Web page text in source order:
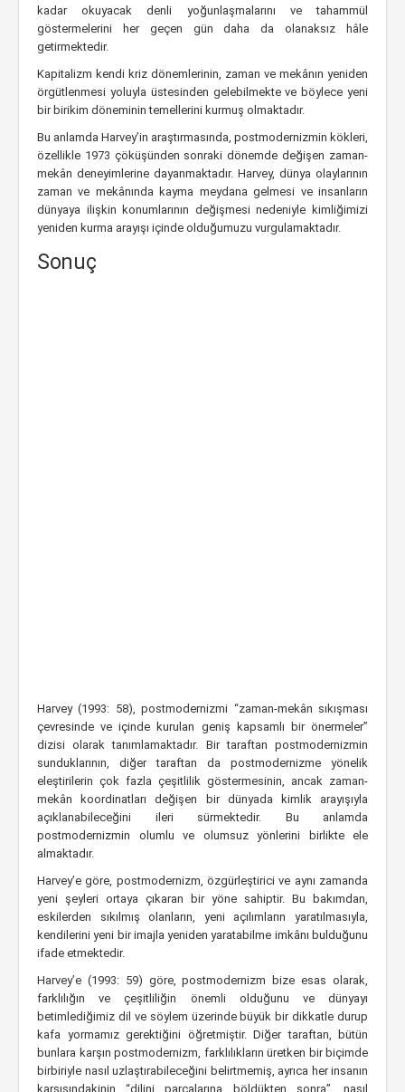
kadar okuyacak denli yoğunlaşmalarını ve tahammül
göstermelerini her geçen gün daha da olanaksız hâle
getirmektedir.
Kapitalizm kendi kriz dönemlerinin, zaman ve mekânın yeniden
örgütlenmesi yoluyla üstesinden gelebilmekte ve böylece yeni
bir birikim döneminin temellerini kurmuş olmaktadır.
Bu anlamda Harvey’in araştırmasında, postmodernizmin kökleri,
özellikle 1973 çöküşünden sonraki dönemde değişen zaman-
mekân deneyimlerine dayanmaktadır. Harvey, dünya olaylarının
zaman ve mekânında kayma meydana gelmesi ve insanların
dünyaya ilişkin konumlarının değişmesi nedeniyle kimliğimizi
yeniden kurma arayışı içinde olduğumuzu vurgulamaktadır.
Sonuç
Harvey (1993: 58), postmodernizmi “zaman-mekân sıkışması
çevresinde ve içinde kurulan geniş kapsamlı bir önermeler”
dizisi olarak tanımlamaktadır. Bir taraftan postmodernizmin
sunduklarının, diğer taraftan da postmodernizme yönelik
eleştirilerin çok fazla çeşitlilik göstermesinin, ancak zaman-
mekân koordinatları değişen bir dünyada kimlik arayışıyla
açıklanabileceğini ileri sürmektedir. Bu anlamda
postmodernizmin olumlu ve olumsuz yönlerini birlikte ele
almaktadır.
Harvey’e göre, postmodernizm, özgürleştirici ve aynı zamanda
yeni şeyleri ortaya çıkaran bir yöne sahiptir. Bu bakımdan,
eskilerden sıkılmış olanların, yeni açılımların yaratılmasıyla,
kendilerini yeni bir imajla yeniden yaratabilme imkânı bulduğunu
ifade etmektedir.
Harvey’e (1993: 59) göre, postmodernizm bize esas olarak,
farklılığın ve çeşitliliğin önemli olduğunu ve dünyayı
betimlediğimiz dil ve söylem üzerinde büyük bir dikkatle durup
kafa yormamız gerektiğini öğretmiştir. Diğer taraftan, bütün
bunlara karşın postmodernizm, farklılıkların üretken bir biçimde
birbiriyle nasıl uzlaştırabileceğini belirtmemiş, ayrıca her insanın
karşısındakinin “dilini parçalarına böldükten sonra”, nasıl